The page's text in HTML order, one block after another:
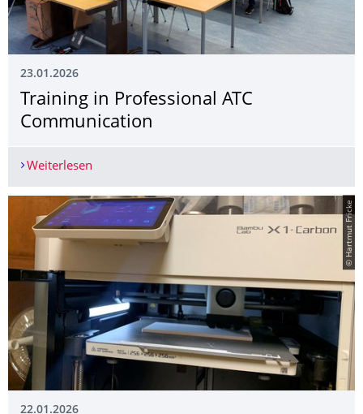
23.01.2026
Training in Professional ATC
Communication
Weiterlesen
© Hartmut Fricke
22.01.2026